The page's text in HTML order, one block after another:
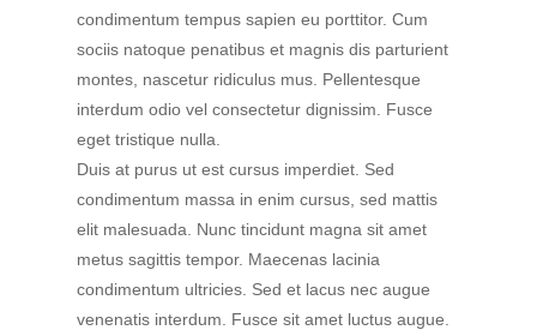
condimentum tempus sapien eu porttitor. Cum
sociis natoque penatibus et magnis dis parturient
montes, nascetur ridiculus mus. Pellentesque
interdum odio vel consectetur dignissim. Fusce
eget tristique nulla.
Duis at purus ut est cursus imperdiet. Sed
condimentum massa in enim cursus, sed mattis
elit malesuada. Nunc tincidunt magna sit amet
metus sagittis tempor. Maecenas lacinia
condimentum ultricies. Sed et lacus nec augue
venenatis interdum. Fusce sit amet luctus augue.